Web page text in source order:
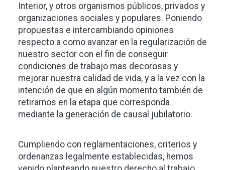
Interior, y otros organismos públicos, privados y
organizaciones sociales y populares. Poniendo
propuestas e intercambiando opiniones
respecto a como avanzar en la regularización de
nuestro sector con el fin de conseguir
condiciones de trabajo mas decorosas y
mejorar nuestra calidad de vida, y a la vez con la
intención de que en algún momento también de
retirarnos en la etapa que corresponda
mediante la generación de causal jubilatorio.
Cumpliendo con reglamentaciones, criterios y
ordenanzas legalmente establecidas, hemos